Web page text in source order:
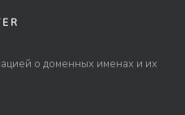
о доменных именах и их